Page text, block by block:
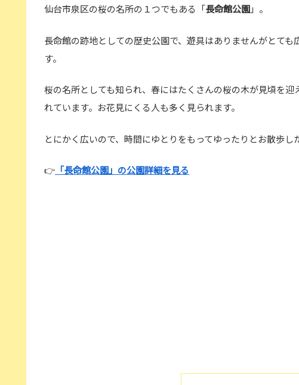
仙台市泉区の桜の名所の１つでもある「長命館公園」。
長命館の跡地としての歴史公園で、遊具はありませんがとて
す。
桜の名所としても知られ、春にはたくさんの桜の木が見頃を
れています。お花見にくる人も多く見られます。
とにかく広いので、時間にゆとりをもってゆったりとお散歩し
👉 「長命館公園」の公園詳細を見る